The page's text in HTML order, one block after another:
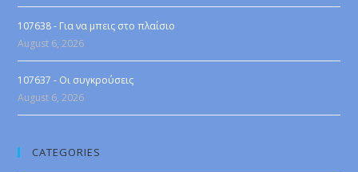
107638 - Για να μπεις στο πλαίσιο
August 6, 2026
107637 - Οι συγκρούσεις
August 6, 2026
CATEGORIES